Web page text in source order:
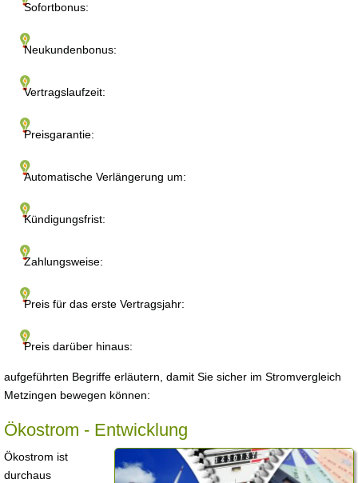
Sofortbonus:
Neukundenbonus:
Vertragslaufzeit:
Preisgarantie:
Automatische Verlängerung um:
Kündigungsfrist:
Zahlungsweise:
Preis für das erste Vertragsjahr:
Preis darüber hinaus:
aufgeführten Begriffe erläutern, damit Sie sicher im Stromvergleich
Metzingen bewegen können:
Ökostrom - Entwicklung
Ökostrom ist
durchaus